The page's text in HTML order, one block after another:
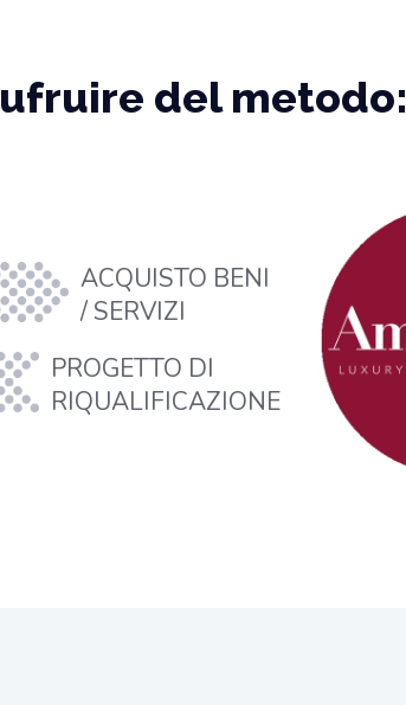
del metodo:
ACQUISTO BENI
/ SERVIZI
PROGETTO DI
RIQUALIFICAZIONE